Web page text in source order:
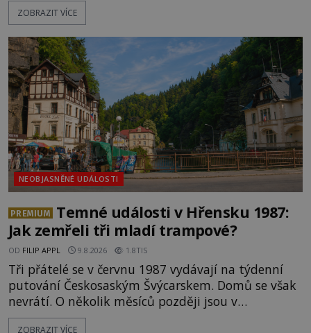
očitých svědectví, které údajně dokazují, že obři
Prozkoumejte je společně s ENIGMOU! [gallery
ZOBRAZIT VÍCE
NEOBJASNĚNÉ UDÁLOSTI
PREMIUM
Temné události v Hřensku 1987:
Jak zemřeli tři mladí trampové?
OD FILIP APPL 9.8.2026 1.8TIS
Tři přátelé se v červnu 1987 vydávají na týdenní
putování Českosaským Švýcarskem. Domů se však
nevrátí. O několik měsíců později jsou v
nepřístupných skalách u Hřenska nalezeny jejich
ZOBRAZIT VÍCE